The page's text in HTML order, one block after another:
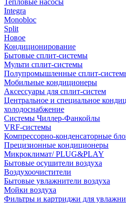
Тепловые насосы
Integra
Monobloc
Split
Новое
Кондиционирование
Бытовые сплит-системы
Мульти сплит-системы
Полупромышленные сплит-
Мобильные кондиционеры
Аксессуары для сплит-систем
Центральное и специальное
холодоснабжение
Системы Чиллер-Фанкойлы
VRF-системы
Компрессорно-конденсаторные
Прецизионные кондиционеры
Микроклимат/ PLUG&PLAY
Бытовые осушители воздуха
Воздухоочистители
Бытовые увлажнители воздуха
Мойки воздуха
Фильтры и картриджи для